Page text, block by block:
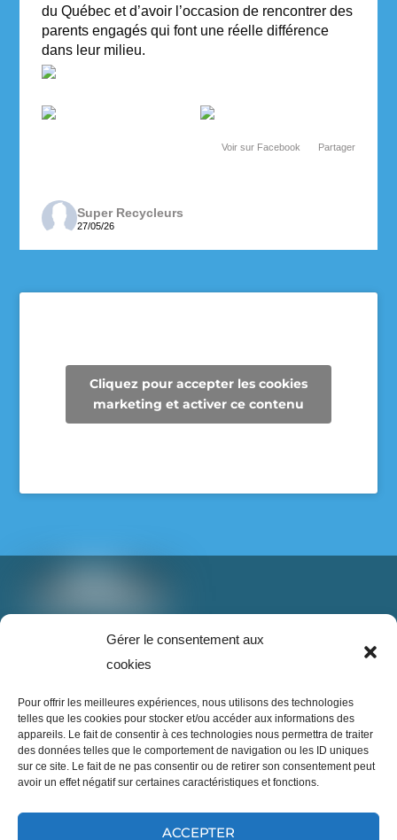
Gérer le consentement aux
cookies
Pour offrir les meilleures expériences, nous utilisons des technologies
telles que les cookies pour stocker et/ou accéder aux informations des
appareils. Le fait de consentir à ces technologies nous permettra de traiter
des données telles que le comportement de navigation ou les ID uniques
sur ce site. Le fait de ne pas consentir ou de retirer son consentement peut
avoir un effet négatif sur certaines caractéristiques et fonctions.
ACCEPTER
du Québec et d’avoir l’occasion de rencontrer des
parents engagés qui font une réelle différence
dans leur milieu.
Voir sur Facebook Partager
Super Recycleurs
27/05/26
Voici le beau résultat de la collecte d’aujourd’hui !
Un immense merci à tous les parents qui ont
participé et contribué à faire une différence pour
les élèves et pour notre communauté.
26/05/26
c’est inspirant à voir !
finissent plus à l’enfouissement, mais deviennent
innovantes.
Cette innovation démontre qu’il est possible de
repenser notre façon de consommer, réparer,
réutiliser et transformer les textiles pour réduire
Cliquez pour accepter les cookies
marketing et activer ce contenu
T: 888-853-1898 poste 2
info@superrecycleurs.com
TwitterFacebook
Instagram
Login
Inscrivez-vous à notre infolettre